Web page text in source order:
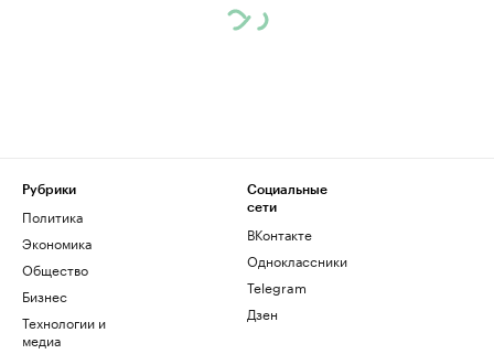
Рубрики
Политика
Экономика
Общество
Бизнес
Технологии и
медиа
Социальные
сети
ВКонтакте
Одноклассники
Telegram
Дзен